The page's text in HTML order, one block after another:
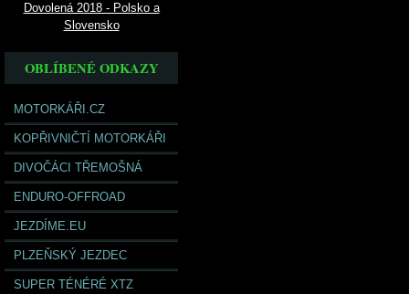
Dovolená 2018 - Polsko a
Slovensko
OBLÍBENÉ ODKAZY
MOTORKÁŘI.CZ
KOPŘIVNIČTÍ MOTORKÁŘI
DIVOČÁCI TŘEMOŠNÁ
ENDURO-OFFROAD
JEZDÍME.EU
PLZEŇSKÝ JEZDEC
SUPER TÉNÉRÉ XTZ